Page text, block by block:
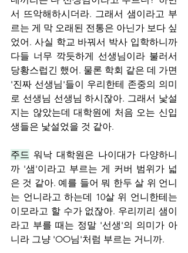
서 뜨악해하시더라. 그래서 샘이라고 부
르는 게 막 오래된 전통은 아닌가 보다 싶
었어. 사실 학교 바꿔서 박사 입학하니까
다들 너무 깍듯하게 선생님이라 불러서
당황스럽긴 했어. 물론 학회 같은 데 가면
'진짜 선생님'들이 우리한테 존중의 의미
로 선생님 선생님 하시잖아. 그래서 낯설
지는 않았는데 대학원에 처음 오는 신입
생들은 낯설었을 것 같아.
주드 워낙 대학원은 나이대가 다양하니
까 '샘'이라고 부르는 게 커버 범위가 넓
은 것 같아. 예를 들어 뭐 한두 살 위 언니
는 언니라고 하는데 10살 위 언니한테는
이모라고 할 수가 없잖아. 우리끼리 샘이
라고 부를 때는 정말 '선생'의 의미가 아
니라 그냥 'OO님'처럼 부르는 거니까.